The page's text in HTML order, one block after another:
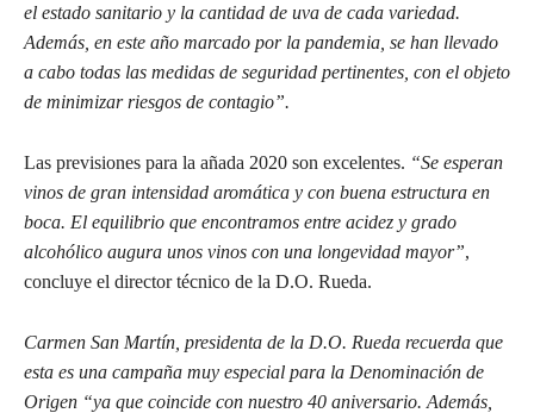
el estado sanitario y la cantidad de uva de cada variedad.
Además, en este año marcado por la pandemia, se han llevado
a cabo todas las medidas de seguridad pertinentes, con el objeto
de minimizar riesgos de contagio”.
Las previsiones para la añada 2020 son excelentes. “Se esperan
vinos de gran intensidad aromática y con buena estructura en
boca. El equilibrio que encontramos entre acidez y grado
alcohólico augura unos vinos con una longevidad mayor”,
concluye el director técnico de la D.O. Rueda.
Carmen San Martín, presidenta de la D.O. Rueda recuerda que
esta es una campaña muy especial para la Denominación de
Origen “ya que coincide con nuestro 40 aniversario. Además,